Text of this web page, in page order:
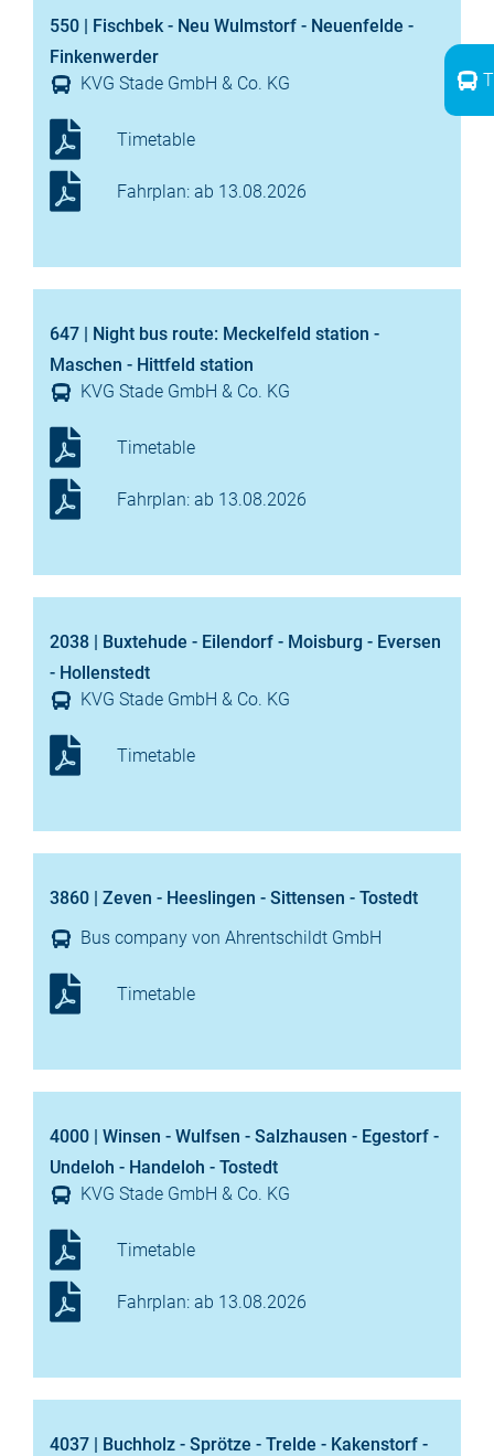
550 | Fischbek - Neu Wulmstorf - Neuenfelde -
Finkenwerder
KVG Stade GmbH & Co. KG
Timetable
Fahrplan: ab 13.08.2026
647 | Night bus route: Meckelfeld station -
Maschen - Hittfeld station
KVG Stade GmbH & Co. KG
Timetable
Fahrplan: ab 13.08.2026
2038 | Buxtehude - Eilendorf - Moisburg - Eversen
- Hollenstedt
KVG Stade GmbH & Co. KG
Timetable
3860 | Zeven - Heeslingen - Sittensen - Tostedt
Bus company von Ahrentschildt GmbH
Timetable
4000 | Winsen - Wulfsen - Salzhausen - Egestorf -
Undeloh - Handeloh - Tostedt
KVG Stade GmbH & Co. KG
Timetable
Fahrplan: ab 13.08.2026
4037 | Buchholz - Sprötze - Trelde - Kakenstorf -